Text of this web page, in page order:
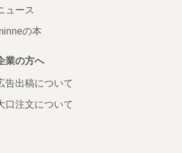
ュース
の本
業の方へ
告出稿について
口注文について